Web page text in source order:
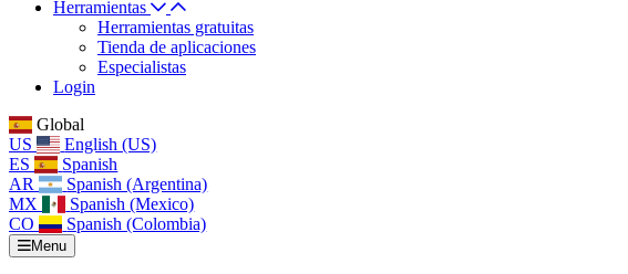
Herramientas
Herramientas gratuitas
Tienda de aplicaciones
Especialistas
Login
Global
US
English (US)
ES
Spanish
AR
Spanish (Argentina)
MX
Spanish (Mexico)
CO
Spanish (Colombia)
Menu